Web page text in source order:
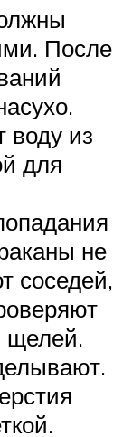
После
воду из
для
не
соседей,
щелей.